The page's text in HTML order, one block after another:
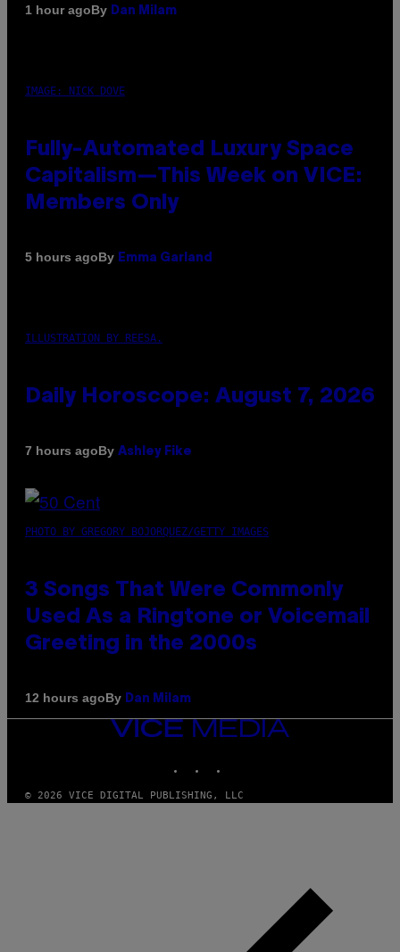
1 hour agoBy Dan Milam
IMAGE: NICK DOVE
Fully-Automated Luxury Space
Capitalism—This Week on VICE:
Members Only
5 hours agoBy Emma Garland
ILLUSTRATION BY REESA.
Daily Horoscope: August 7, 2026
7 hours agoBy Ashley Fike
PHOTO BY GREGORY BOJORQUEZ/GETTY IMAGES
3 Songs That Were Commonly
Used As a Ringtone or Voicemail
Greeting in the 2000s
12 hours agoBy Dan Milam
VICE
MEDIA
© 2026 VICE DIGITAL PUBLISHING, LLC